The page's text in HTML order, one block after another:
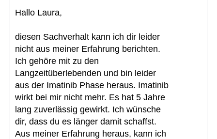
Hallo Laura,
diesen Sachverhalt kann ich dir leider
nicht aus meiner Erfahrung berichten.
Ich gehöre mit zu den
Langzeitüberlebenden und bin leider
aus der Imatinib Phase heraus. Imatinib
wirkt bei mir nicht mehr. Es hat 5 Jahre
lang zuverlässig gewirkt. Ich wünsche
dir, dass du es länger damit schaffst.
Aus meiner Erfahrung heraus, kann ich